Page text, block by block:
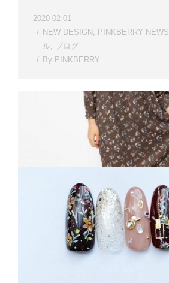
2020-02-01
NEW DESIGN , PINKBERRY NEWS
ル, ブログ
By PINKBERRY